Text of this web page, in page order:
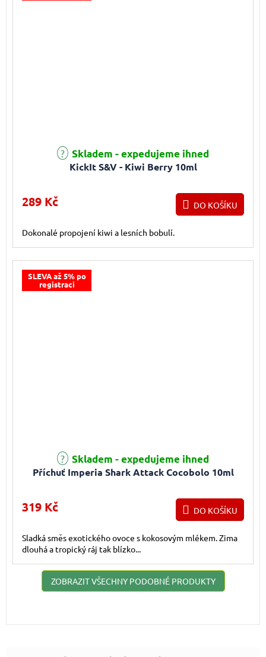
KickIt S&V - Kiwi Berry 10ml
Skladem - expedujeme ihned
289 Kč DO KOŠÍKU
Dokonalé propojení kiwi a lesních bobulí.
SLEVA až 5% po
registraci
Příchuť Imperia Shark Attack Cocobolo 10ml
Skladem - expedujeme ihned
319 Kč DO KOŠÍKU
Sladká směs exotického ovoce s kokosovým mlékem. Zima
dlouhá a tropický ráj tak blízko...
ZOBRAZIT VŠECHNY PODOBNÉ PRODUKTY